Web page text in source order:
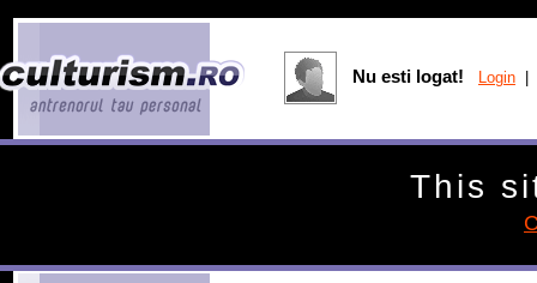
Nu esti logat! Login
This